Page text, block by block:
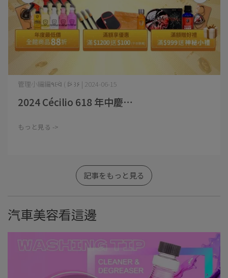
管理小編編٩꒰ᐛ ( ᐖ ꒱۶ | 2024-06-15
2024 Cécilio 618 年中慶⋯
もっと見る ->
記事をもっと見る
汽車美容看這邊